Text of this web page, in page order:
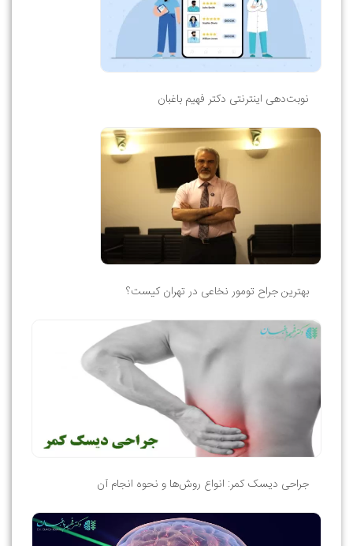
نوبت‌دهی اینترنتی دکتر فهیم باغبان
بهترین جراح تومور نخاعی در تهران کیست؟
جراحی دیسک کمر: انواع روش‌ها و نحوه انجام آن